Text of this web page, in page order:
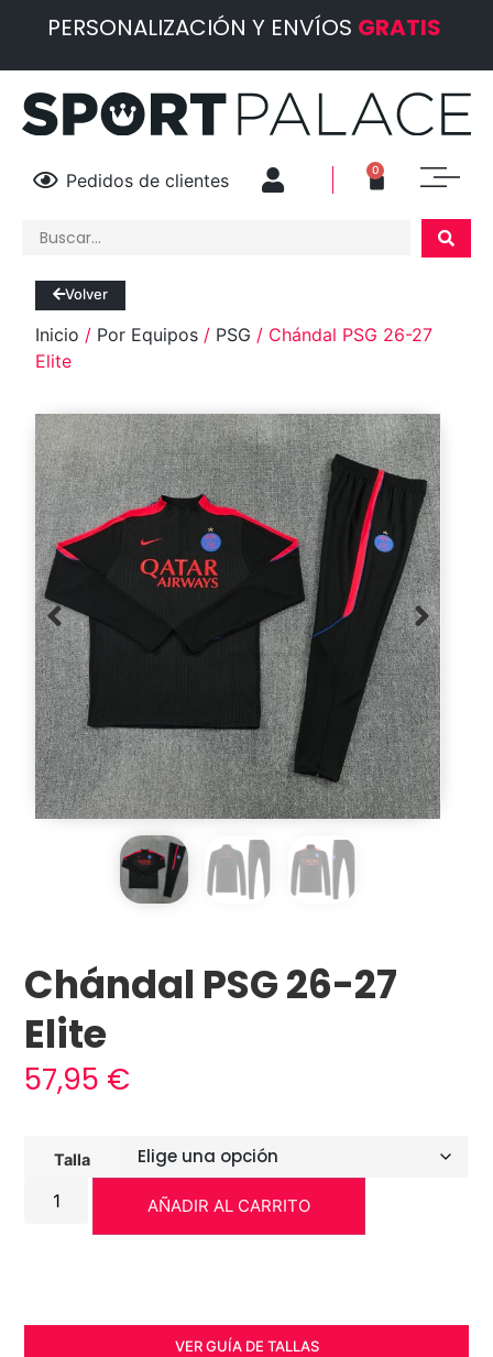
PERSONALIZACIÓN Y ENVÍOS GRATIS
Pedidos de clientes 0
Chándal PSG 26-27
Elite
57,95 €
Talla
AÑADIR AL CARRITO
VER GUÍA DE TALLAS
Volver
Inicio / Por Equipos / PSG / Chándal PSG 26-27
Elite